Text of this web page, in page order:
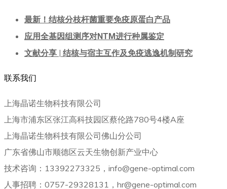
最新！结核分枝杆菌重要免疫原蛋白产品
应用全基因组测序对NTM进行种属鉴定
文献分享 | 结核与宿主互作及免疫逃逸机制研究
联系我们
上海晶诺生物科技有限公司
上海市浦东区张江高科技园区蔡伦路780号4楼A座
上海晶诺生物科技有限公司佛山分公司
广东省佛山市顺德区云天生物创新产业中心
技术咨询：13392273325，info@gene-optimal.com
人事招聘：0757-29328131，hr@gene-optimal.com